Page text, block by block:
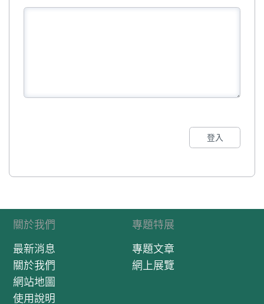
登入
關於我們
最新消息
關於我們
網站地圖
使用說明
專題特展
專題文章
網上展覽